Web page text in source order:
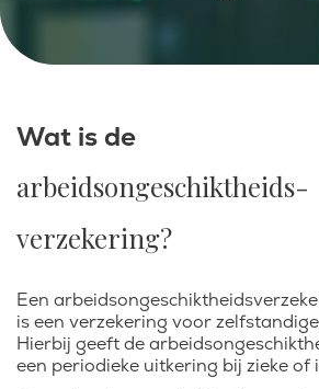
Wat is de
arbeidsongeschiktheids-
verzekering?
Een
is een verzekering voor
Hierbij geeft de
een periodieke uitkering bij zieke of